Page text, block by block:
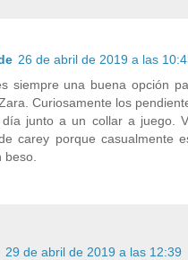
26 de abril de 2019 a las
siempre una buena opción
Curiosamente los
junto a un collar a juego.
carey porque casualmente
beso.
29 de abril de 2019 a las 12:39